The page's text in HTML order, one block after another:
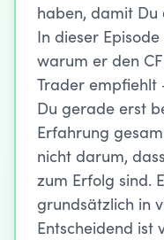
haben, damit Du
In dieser
warum er den
Trader empfiehlt
Du gerade erst
Erfahrung
nicht darum,
zum Erfolg sind.
grundsätzlich in
Entscheidend ist